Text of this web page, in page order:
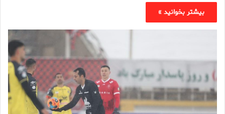
بیشتر بخوانید »